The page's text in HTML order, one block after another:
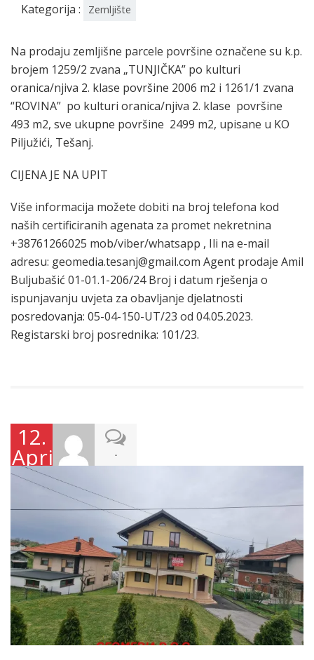
Kategorija : Zemljište
Na prodaju zemljišne parcele površine označene su k.p.
brojem 1259/2 zvana „TUNJIČKA” po kulturi
oranica/njiva 2. klase površine 2006 m2 i 1261/1 zvana
“ROVINA” po kulturi oranica/njiva 2. klase površine
493 m2, sve ukupne površine 2499 m2, upisane u KO
Piljužići, Tešanj.
CIJENA JE NA UPIT
Više informacija možete dobiti na broj telefona kod
naših certificiranih agenata za promet nekretnina
+38761266025 mob/viber/whatsapp , Ili na e-mail
adresu: geomedia.tesanj@gmail.com Agent prodaje Amil
Buljubašić 01-01.1-206/24 Broj i datum rješenja o
ispunjavanju uvjeta za obavljanje djelatnosti
posredovanja: 05-04-150-UT/23 od 04.05.2023.
Registarski broj posrednika: 101/23.
12.
Aprila
2026.
-